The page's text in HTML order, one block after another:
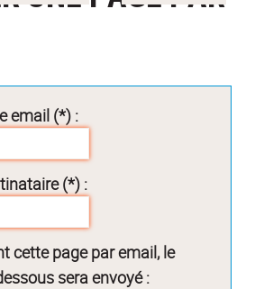
email (*) :
(*) :
cette page par email, le
sera envoyé :